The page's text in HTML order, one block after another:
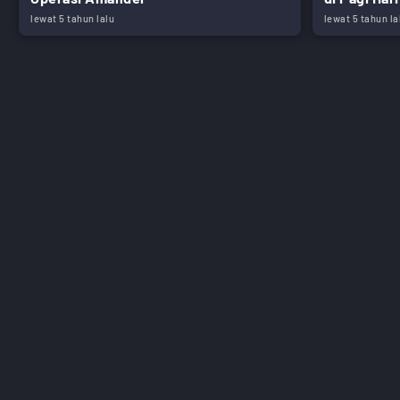
lewat 5 tahun lalu lewat 5 tahun